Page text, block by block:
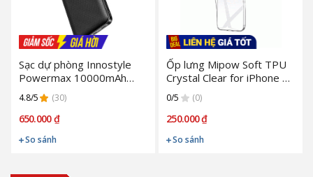
Sạc dự phòng Innostyle
Powermax 10000mAh
PD/QC3.0 20W | Black
(Chính Hãng) (IP20PDBLK)
4.8/5 (30)
650.000 ₫
So sánh
Ốp lưng Mipow Soft TPU
Crystal Clear for iPhone 14
Pro Max (Chính Hãng)
(ST14D)
0/5 (0)
250.000 ₫
So sánh